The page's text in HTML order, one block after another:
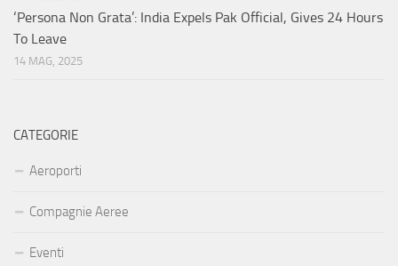
‘Persona Non Grata’: India Expels Pak Official, Gives 24 Hours
To Leave
14 MAG, 2025
CATEGORIE
Aeroporti
Compagnie Aeree
Eventi